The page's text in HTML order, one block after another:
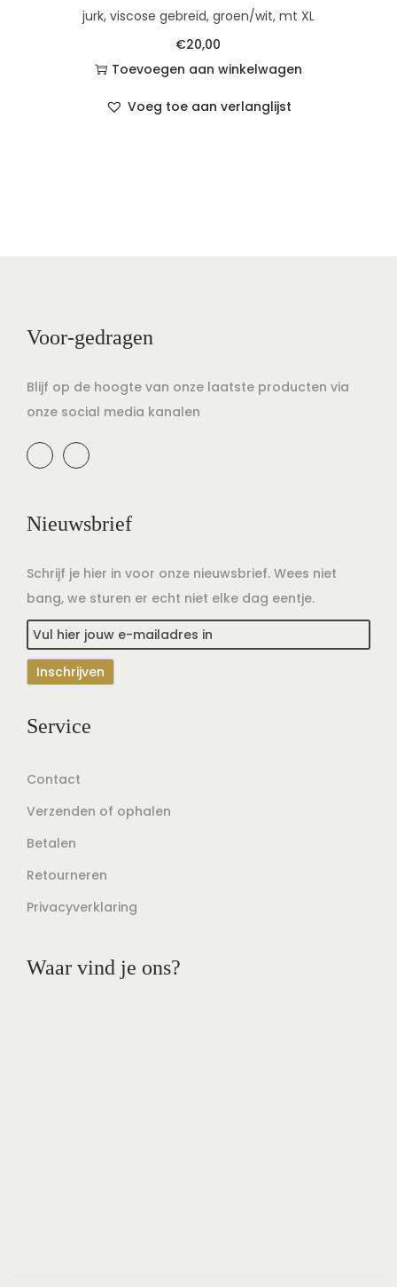
jurk, viscose gebreid, groen/wit, mt XL
€20,00
Toevoegen aan winkelwagen
Voeg toe aan verlanglijst
Voor-gedragen
Blijf op de hoogte van onze laatste producten via
onze social media kanalen
Nieuwsbrief
Schrijf je hier in voor onze nieuwsbrief. Wees niet
bang, we sturen er echt niet elke dag eentje.
Service
Contact
Verzenden of ophalen
Betalen
Retourneren
Privacyverklaring
Waar vind je ons?